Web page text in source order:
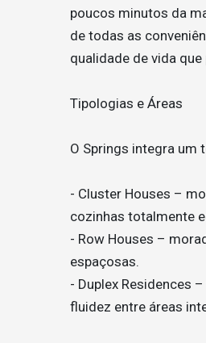
poucos minutos da
de todas as
qualidade de vida
Tipologias e Áreas
O Springs integra
- Cluster Houses –
cozinhas totalmente
- Row Houses –
espaçosas.
- Duplex Residences
fluidez entre áreas